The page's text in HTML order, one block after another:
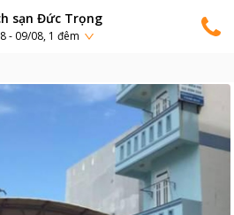
sạn Đức Trọng
- 09/08, 1 đêm